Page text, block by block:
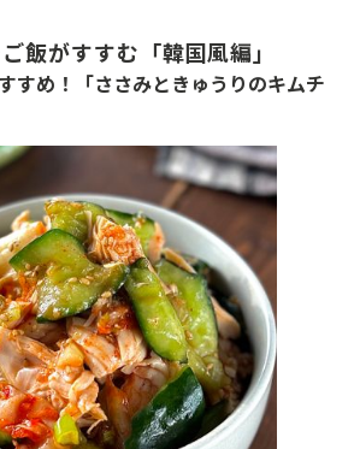
飯がすすむ「韓国風編」
すめ！「ささみときゅうりのキムチ